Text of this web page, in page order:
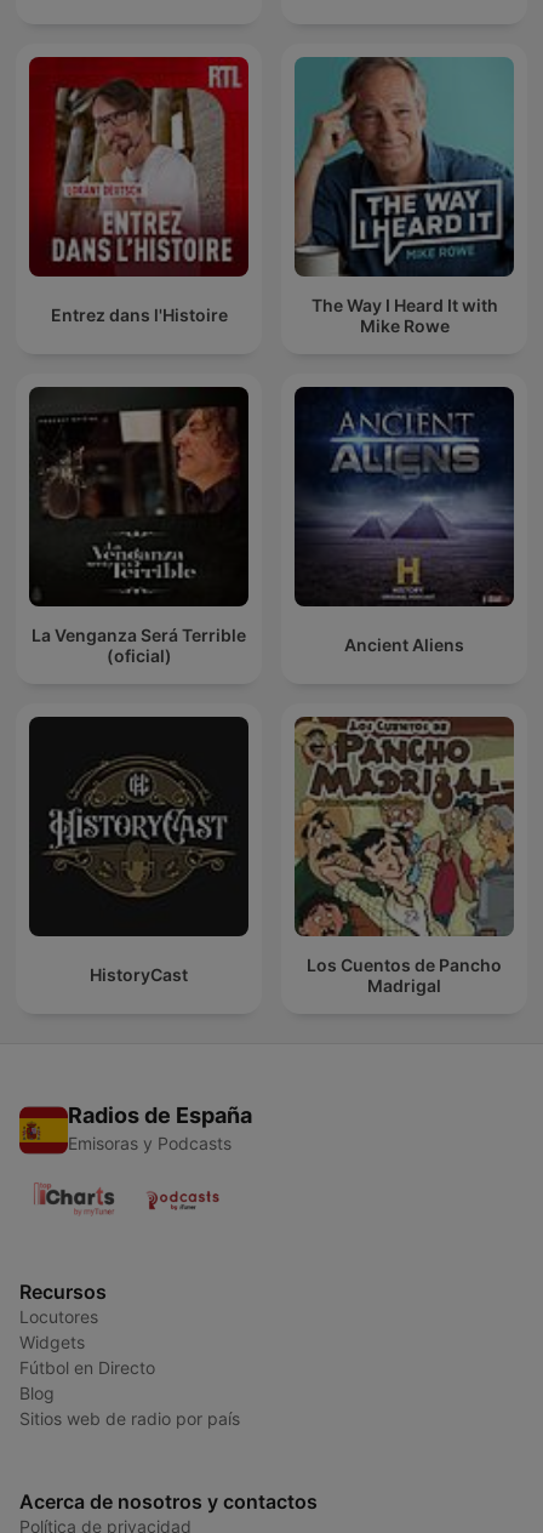
Entrez dans l'Histoire
The Way I Heard It with
Mike Rowe
La Venganza Será Terrible
(oficial)
Ancient Aliens
HistoryCast
Los Cuentos de Pancho
Madrigal
Radios de España
Emisoras y Podcasts
Recursos
Locutores
Widgets
Fútbol en Directo
Blog
Sitios web de radio por país
Acerca de nosotros y contactos
Política de privacidad